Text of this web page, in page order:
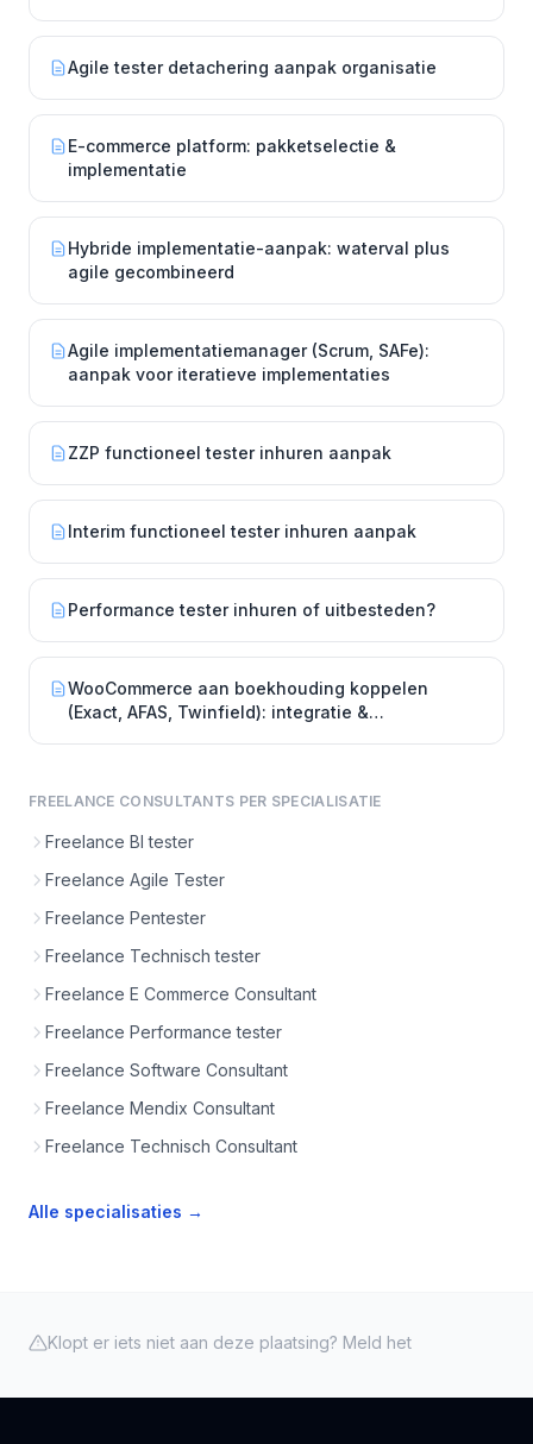
Agile tester detachering aanpak organisatie
E-commerce platform: pakketselectie &
implementatie
Hybride implementatie-aanpak: waterval plus
agile gecombineerd
Agile implementatiemanager (Scrum, SAFe):
aanpak voor iteratieve implementaties
ZZP functioneel tester inhuren aanpak
Interim functioneel tester inhuren aanpak
Performance tester inhuren of uitbesteden?
WooCommerce aan boekhouding koppelen
(Exact, AFAS, Twinfield): integratie &
FREELANCE CONSULTANTS PER SPECIALISATIE
Freelance BI tester
Freelance Agile Tester
Freelance Pentester
Freelance Technisch tester
Freelance E Commerce Consultant
Freelance Performance tester
Freelance Software Consultant
Freelance Mendix Consultant
Freelance Technisch Consultant
Alle specialisaties →
Klopt er iets niet aan deze plaatsing? Meld het